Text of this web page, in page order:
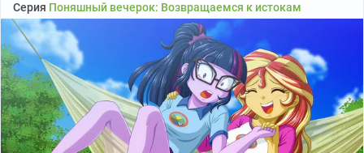
Серия Поняшный вечерок: Возвращаемся к истокам